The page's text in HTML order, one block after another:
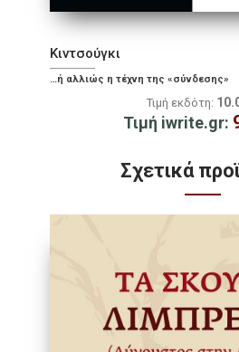
Kιντσούγκι
…ή αλλιώς η τέχνη της «σύνδεσης»
Τιμή εκδότη:
Τιμή iwrite.gr:
Σχετικά